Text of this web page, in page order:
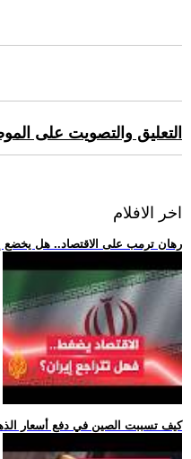
التعليق والتصويت على
اخر الافلام
.. رهان ترمب على الاقتصاد.. هل يخضع
.. كيف تسببت الصين في دفع أسعار